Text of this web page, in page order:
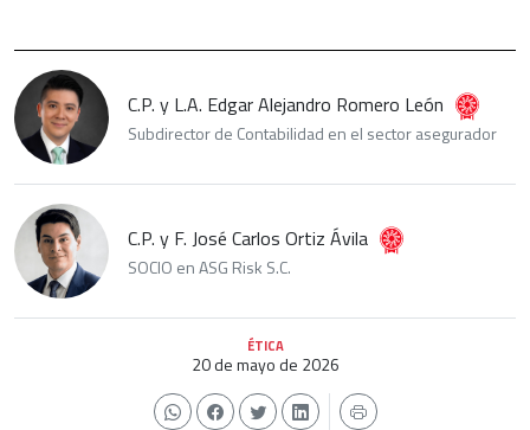
C.P. y L.A. Edgar Alejandro Romero León
Subdirector de Contabilidad en el sector asegurador
C.P. y F. José Carlos Ortiz Ávila
SOCIO en ASG Risk S.C.
ÉTICA
20 de mayo de 2026